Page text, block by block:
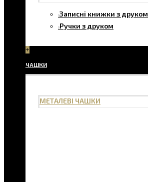
Записні книжки з друком
Ручки з друком
+
ЧАШКИ
МЕТАЛЕВІ ЧАШКИ